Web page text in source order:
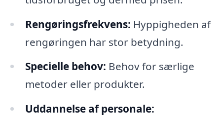
Rengøringsfrekvens: Hyppigheden af
rengøringen har stor betydning.
Specielle behov: Behov for særlige
metoder eller produkter.
Uddannelse af personale: